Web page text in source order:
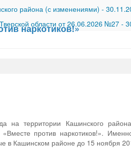
района (с изменениями) -
области от 26.06.2026 №27 -
наркотиков!»
на территории Кашинского района
против наркотиков!».
в Кашинском районе до 15 ноября